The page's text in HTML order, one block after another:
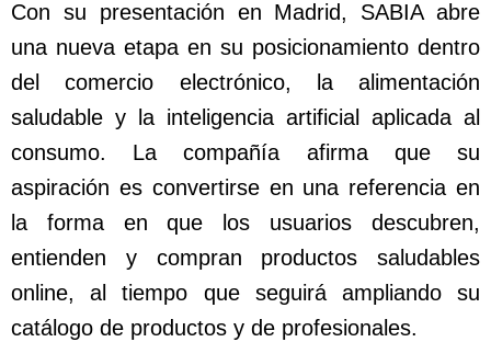
Con su presentación en Madrid, SABIA abre
una nueva etapa en su posicionamiento dentro
del comercio electrónico, la alimentación
saludable y la inteligencia artificial aplicada al
consumo. La compañía afirma que su
aspiración es convertirse en una referencia en
la forma en que los usuarios descubren,
entienden y compran productos saludables
online, al tiempo que seguirá ampliando su
catálogo de productos y de profesionales.